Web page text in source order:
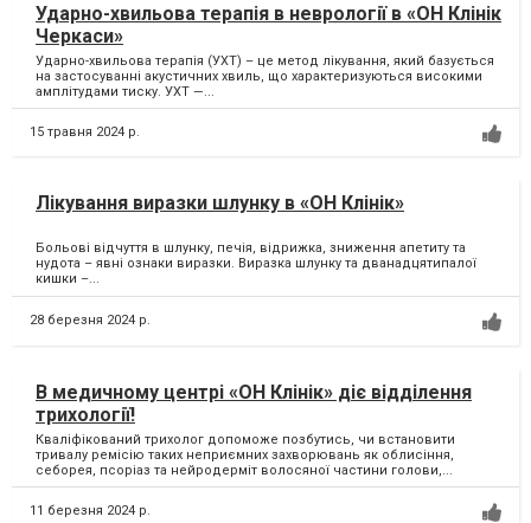
Ударно-хвильова терапія в неврології в «ОН Клінік
Черкаси»
Ударно-хвильова терапія (УХТ) – це метод лікування, який базується
на застосуванні акустичних хвиль, що характеризуються високими
амплітудами тиску. УХТ —...
15 травня 2024 р.
Лікування виразки шлунку в «ОН Клінік»
Больові відчуття в шлунку, печія, відрижка, зниження апетиту та
нудота – явні ознаки виразки. Виразка шлунку та дванадцятипалої
кишки –...
28 березня 2024 р.
В медичному центрі «ОН Клінік» діє відділення
трихології!
Кваліфікований трихолог допоможе позбутись, чи встановити
тривалу ремісію таких неприємних захворювань як облисіння,
себорея, псоріаз та нейродерміт волосяної частини голови,...
11 березня 2024 р.